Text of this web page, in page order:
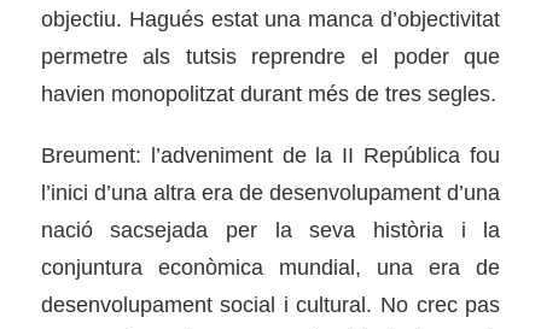
objectiu. Hagués estat una manca d’objectivitat
permetre als tutsis reprendre el poder que
havien monopolitzat durant més de tres segles.
Breument: l’adveniment de la II República fou
l’inici d’una altra era de desenvolupament d’una
nació sacsejada per la seva història i la
conjuntura econòmica mundial, una era de
desenvolupament social i cultural. No crec pas